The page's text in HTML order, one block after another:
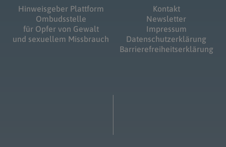
Hinweisgeber Plattform
Ombudsstelle
für Opfer von Gewalt
und sexuellem Missbrauch
Kontakt
Newsletter
Impressum
Datenschutzerklärung
Barrierefreiheitserklärung